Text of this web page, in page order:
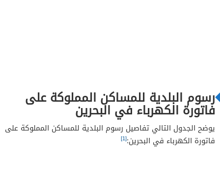
رسوم البلدية للمساكن المملوكة على
فاتورة الكهرباء في البحرين
يوضح الجدول التالي تفاصيل رسوم البلدية للمساكن المملوكة على
فاتورة الكهرباء في البحرين:[1]